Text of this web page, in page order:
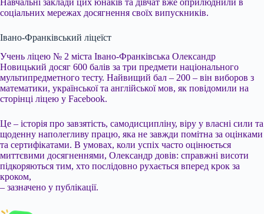
соціальних мережах досягнення своїх випускників.
Івано-Франківський ліцеїст
Учень ліцею № 2 міста Івано-Франківська Олександр
Новицький досяг 600 балів за три предмети національного
мультипредметного тесту. Найвищий бал – 200 – він виборов з
математики, української та англійської мов, як повідомили на
сторінці ліцею у Facebook.
Це – історія про завзятість, самодисципліну, віру у власні сили та
щоденну наполегливу працю, яка не завжди помітна за оцінками
та сертифікатами. В умовах, коли успіх часто оцінюється
миттєвими досягненнями, Олександр довів: справжні висоти
підкоряються тим, хто послідовно рухається вперед крок за
кроком,
– зазначено у публікації.